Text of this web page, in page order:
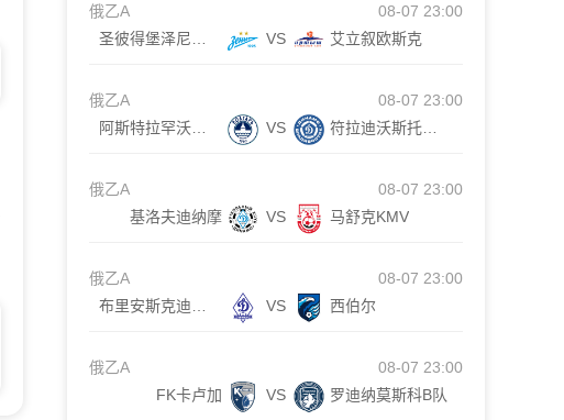
俄乙A
08-07 23:00
VS 艾立叙欧斯克
俄乙A
08-07 23:00
VS
俄乙A
08-07 23:00
基洛夫迪纳摩
VS 马舒克KMV
俄乙A
08-07 23:00
VS 西伯尔
俄乙A
08-07 23:00
FK卡卢加
VS 罗迪纳莫斯科B队